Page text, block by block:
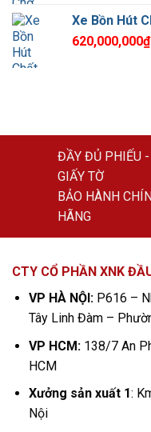
Xe Bồn Hút
620,000,000₫
ĐẦY ĐỦ PHIẾU -
GIẤY TỜ
BẢO HÀNH
HÃNG
CTY CỔ PHẦN XNK
VP HÀ NỘI:P616 –
Tây Linh Đàm –
VP HCM:138/7 An
HCM
Xưởng sản xuất 1:
Nội